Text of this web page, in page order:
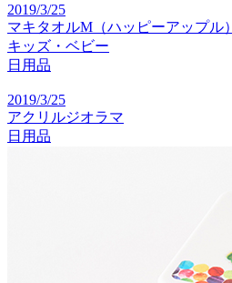
2019/3/25
マキタオルM（ハッピーアップル）
キッズ・ベビー
日用品
2019/3/25
アクリルジオラマ
日用品